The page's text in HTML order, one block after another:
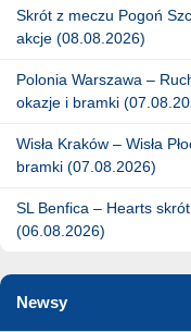
Skrót z meczu Pogoń
akcje (08.08.2026)
Polonia Warszawa –
okazje i bramki
Wisła Kraków – Wisła
bramki (07.08.2026)
SL Benfica – Hearts
(06.08.2026)
Newsy